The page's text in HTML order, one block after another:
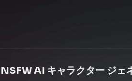
NSFW AI キャラクター ジェ